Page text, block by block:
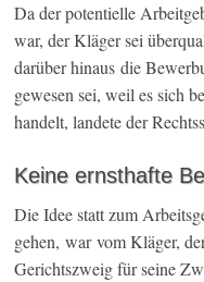
Da der potentielle
war, der Kläger sei
darüber hinaus die
gewesen sei, weil es sich
handelt, landete der
Keine ernsthafte
Die Idee statt zum
gehen, war vom Kläger,
Gerichtszweig für seine